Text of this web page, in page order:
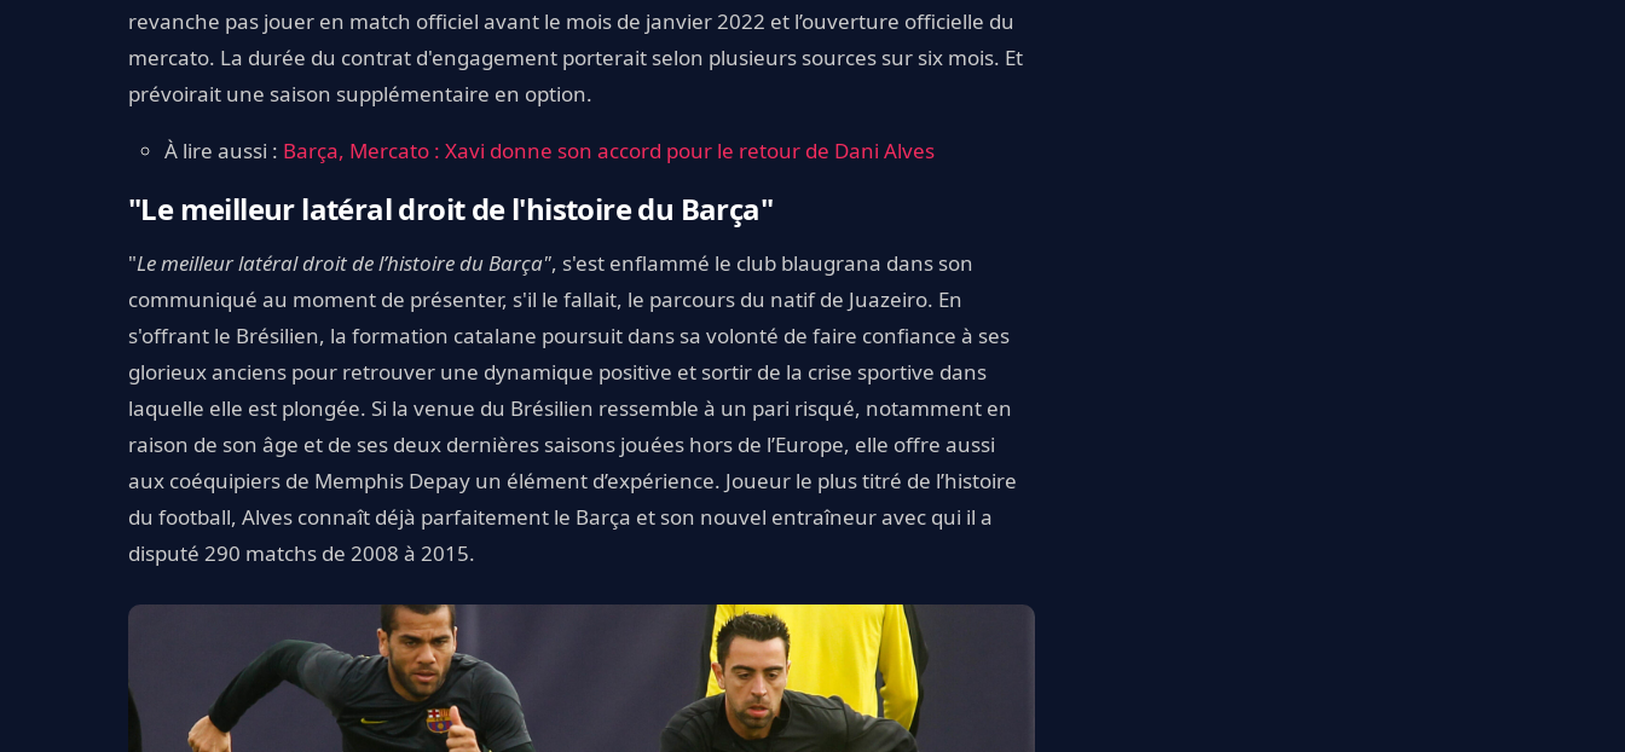
revanche pas jouer en match officiel avant le mois de janvier 2022 et l’ouverture officielle du
mercato. La durée du contrat d'engagement porterait selon plusieurs sources sur six mois. Et
prévoirait une saison supplémentaire en option.
À lire aussi : Barça, Mercato : Xavi donne son accord pour le retour de Dani Alves
"Le meilleur latéral droit de l'histoire du Barça"
"Le meilleur latéral droit de l’histoire du Barça", s'est enflammé le club blaugrana dans son
communiqué au moment de présenter, s'il le fallait, le parcours du natif de Juazeiro. En
s'offrant le Brésilien, la formation catalane poursuit dans sa volonté de faire confiance à ses
glorieux anciens pour retrouver une dynamique positive et sortir de la crise sportive dans
laquelle elle est plongée. Si la venue du Brésilien ressemble à un pari risqué, notamment en
raison de son âge et de ses deux dernières saisons jouées hors de l’Europe, elle offre aussi
aux coéquipiers de Memphis Depay un élément d’expérience. Joueur le plus titré de l’histoire
du football, Alves connaît déjà parfaitement le Barça et son nouvel entraîneur avec qui il a
disputé 290 matchs de 2008 à 2015.